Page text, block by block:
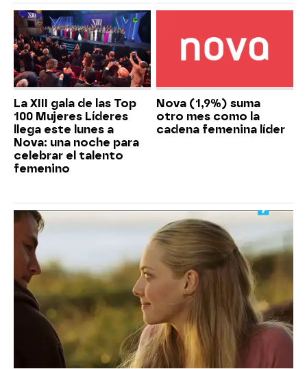
La XIII gala de las Top
100 Mujeres Líderes
llega este lunes a
Nova: una noche para
celebrar el talento
femenino
Nova (1,9%) suma
otro mes como la
cadena femenina líder